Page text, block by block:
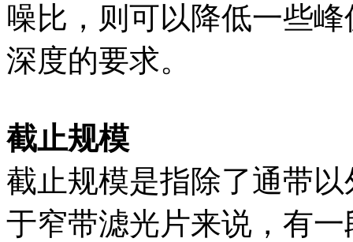
噪比，则可以降低一些
深度的要求。
截止规模
截止规模是指除了通带
于窄带滤光片来说，有